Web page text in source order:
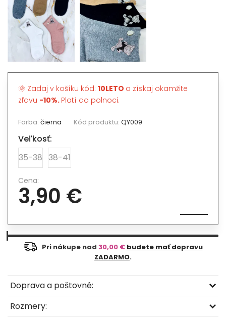
🌞 Zadaj v košíku kód: 10LETO a získaj okamžite
zľavu -10%. Platí do polnoci.
Farba: čierna Kód produktu: QY009
Veľkosť:
35-38 38-41
Cena:
3,90 €
Pri nákupe nad 30,00 € budete mať dopravu
ZADARMO.
Doprava a poštovné:
Rozmery: